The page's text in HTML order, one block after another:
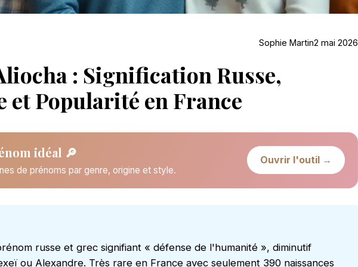
Sophie Martin2 mai 2026
: Signification Russe,
et Popularité en France
idéal 🔎
de prénoms par genre, origine et style.
Ouvrir l'outil →
russe et grec signifiant « défense de l'humanité », diminutif
ou Alexandre. Très rare en France avec seulement 390 naissances